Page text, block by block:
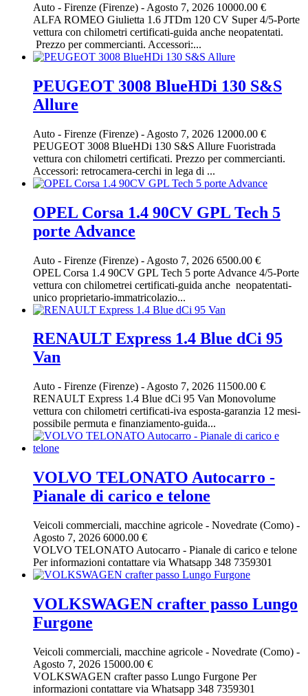
Auto - Firenze (Firenze) - Agosto 7, 2026 10000.00 €
ALFA ROMEO Giulietta 1.6 JTDm 120 CV Super 4/5-Porte
vettura con chilometri certificati-guida anche neopatentati.
Prezzo per commercianti. Accessori:...
PEUGEOT 3008 BlueHDi 130 S&S
Allure
Auto - Firenze (Firenze) - Agosto 7, 2026 12000.00 €
PEUGEOT 3008 BlueHDi 130 S&S Allure Fuoristrada
vettura con chilometri certificati. Prezzo per commercianti.
Accessori: retrocamera-cerchi in lega di ...
OPEL Corsa 1.4 90CV GPL Tech 5
porte Advance
Auto - Firenze (Firenze) - Agosto 7, 2026 6500.00 €
OPEL Corsa 1.4 90CV GPL Tech 5 porte Advance 4/5-Porte
vettura con chilometrei certificati-guida anche neopatentati-
unico proprietario-immatricolazio...
RENAULT Express 1.4 Blue dCi 95
Van
Auto - Firenze (Firenze) - Agosto 7, 2026 11500.00 €
RENAULT Express 1.4 Blue dCi 95 Van Monovolume
vettura con chilometri certificati-iva esposta-garanzia 12 mesi-
possibile permuta e finanziamento-guida...
VOLVO TELONATO Autocarro -
Pianale di carico e telone
Veicoli commerciali, macchine agricole - Novedrate (Como) -
Agosto 7, 2026 6000.00 €
VOLVO TELONATO Autocarro - Pianale di carico e telone
Per informazioni contattare via Whatsapp 348 7359301
VOLKSWAGEN crafter passo Lungo
Furgone
Veicoli commerciali, macchine agricole - Novedrate (Como) -
Agosto 7, 2026 15000.00 €
VOLKSWAGEN crafter passo Lungo Furgone Per
informazioni contattare via Whatsapp 348 7359301